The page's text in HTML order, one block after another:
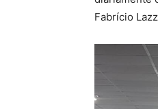
Fabrício